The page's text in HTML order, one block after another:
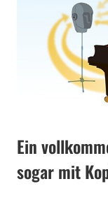
Ein
sogar mit